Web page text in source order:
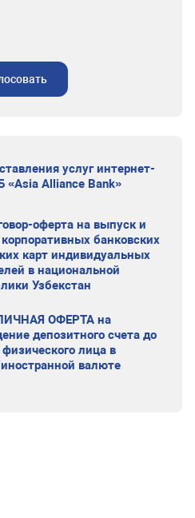
услуг интернет-
«Asia Alliance Bank»
оферта на выпуск и
банковских
карт индивидуальных
в национальной
Узбекстан
ОФЕРТА на
депозитного счета до
лица в
валюте